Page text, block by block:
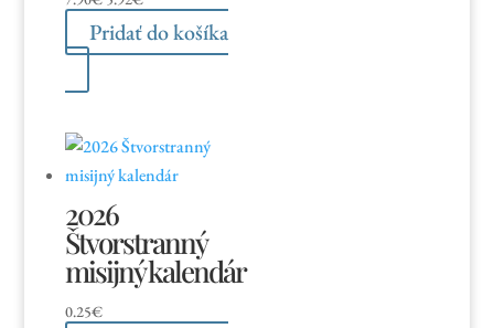
cena
bola:
cena
je:
Pridať do košíka
2026
Štvorstranný
misijný kalendár
0.25€